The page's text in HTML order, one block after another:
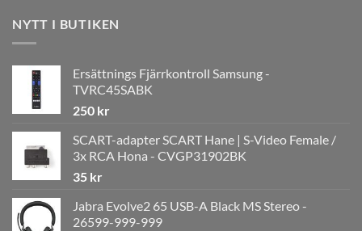
NYTT I BUTIKEN
Ersättnings Fjärrkontroll Samsung -
TVRC45SABK
250 kr
SCART-adapter SCART Hane | S-Video Female /
3x RCA Hona - CVGP31902BK
35 kr
Jabra Evolve2 65 USB-A Black MS Stereo -
26599-999-999